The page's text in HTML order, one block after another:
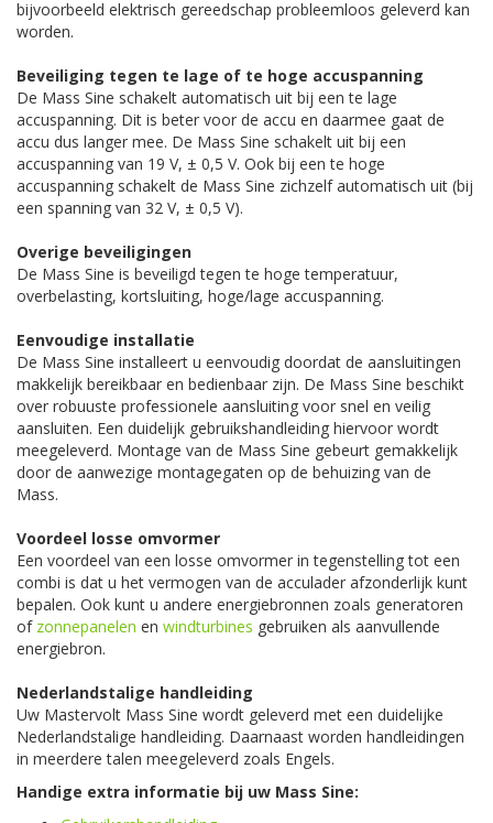
bijvoorbeeld elektrisch gereedschap probleemloos geleverd kan
worden.
Beveiliging tegen te lage of te hoge accuspanning
De Mass Sine schakelt automatisch uit bij een te lage
accuspanning. Dit is beter voor de accu en daarmee gaat de
accu dus langer mee. De Mass Sine schakelt uit bij een
accuspanning van 19 V, ± 0,5 V. Ook bij een te hoge
accuspanning schakelt de Mass Sine zichzelf automatisch uit (bij
een spanning van 32 V, ± 0,5 V).
Overige beveiligingen
De Mass Sine is beveiligd tegen te hoge temperatuur,
overbelasting, kortsluiting, hoge/lage accuspanning.
Eenvoudige installatie
De Mass Sine installeert u eenvoudig doordat de aansluitingen
makkelijk bereikbaar en bedienbaar zijn. De Mass Sine beschikt
over robuuste professionele aansluiting voor snel en veilig
aansluiten. Een duidelijk gebruikshandleiding hiervoor wordt
meegeleverd. Montage van de Mass Sine gebeurt gemakkelijk
door de aanwezige montagegaten op de behuizing van de
Mass.
Voordeel losse omvormer
Een voordeel van een losse omvormer in tegenstelling tot een
combi is dat u het vermogen van de acculader afzonderlijk kunt
bepalen. Ook kunt u andere energiebronnen zoals generatoren
of zonnepanelen en windturbines gebruiken als aanvullende
energiebron.
Nederlandstalige handleiding
Uw Mastervolt Mass Sine wordt geleverd met een duidelijke
Nederlandstalige handleiding. Daarnaast worden handleidingen
in meerdere talen meegeleverd zoals Engels.
Handige extra informatie bij uw Mass Sine: